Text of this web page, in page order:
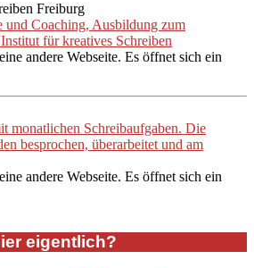
Freiburg
und Coaching, Ausbildung zum
für kreatives Schreiben
andere Webseite. Es öffnet sich ein
monatlichen Schreibaufgaben. Die
besprochen, überarbeitet und am
andere Webseite. Es öffnet sich ein
eigentlich?